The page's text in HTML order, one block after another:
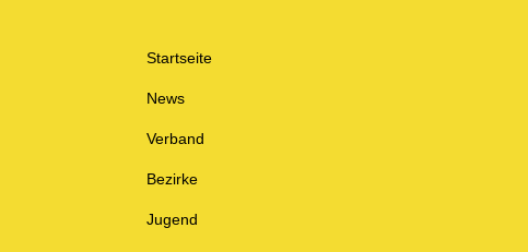
Startseite
News
Verband
Bezirke
Jugend